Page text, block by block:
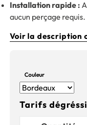
Installation rapide :
aucun perçage requis.
Voir la description
Couleur
Tarifs